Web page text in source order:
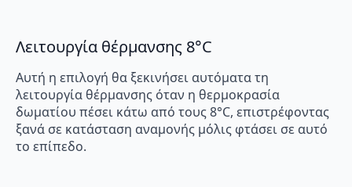
Λειτουργία θέρμανσης 8°C
Αυτή η επιλογή θα ξεκινήσει αυτόματα τη
λειτουργία θέρμανσης όταν η θερμοκρασία
δωματίου πέσει κάτω από τους 8°C, επιστρέφοντας
ξανά σε κατάσταση αναμονής μόλις φτάσει σε αυτό
το επίπεδο.